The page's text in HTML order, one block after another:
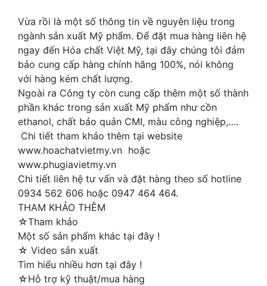
Vừa rồi là một số thông tin về nguyên liệu trong
ngành sản xuất Mỹ phẩm. Để đặt mua hàng liên hệ
ngay đến Hóa chất Việt Mỹ, tại đây chúng tôi đảm
bảo cung cấp hàng chính hãng 100%, nói không
với hàng kém chất lượng.
Ngoài ra Công ty còn cung cấp thêm một số thành
phần khác trong sản xuất Mỹ phẩm như cồn
ethanol, chất bảo quản CMI, màu công nghiệp,….
Chi tiết tham khảo thêm tại website
www.hoachatvietmy.vn hoặc
www.phugiavietmy.vn
Chi tiết liên hệ tư vấn và đặt hàng theo số hotline
0934 562 606 hoặc 0947 464 464.
THAM KHẢO THÊM
☆Tham khảo
Một số sản phẩm khác tại đây !
☆ Video sản xuất
Tìm hiểu nhiều hơn tại đây !
☆Hỗ trợ kỹ thuật/mua hàng